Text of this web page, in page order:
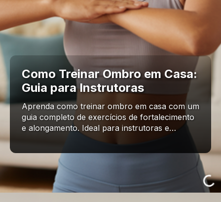
Como Treinar Ombro em Casa:
Guia para Instrutoras
Aprenda como treinar ombro em casa com um
guia completo de exercícios de fortalecimento
e alongamento. Ideal para instrutoras e…